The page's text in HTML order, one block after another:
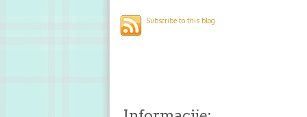
Subscribe to this blog